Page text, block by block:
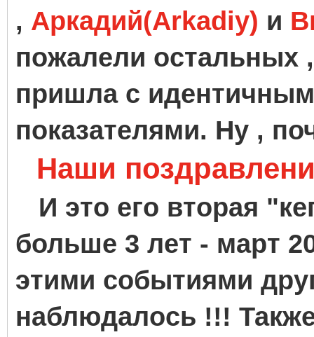
, Аркадий(Arkadiy) и
пожалели остальных
пришла с
показателями. Ну ,
Наши
И это его вторая
больше 3 лет - март
этими событиями
наблюдалось !!!